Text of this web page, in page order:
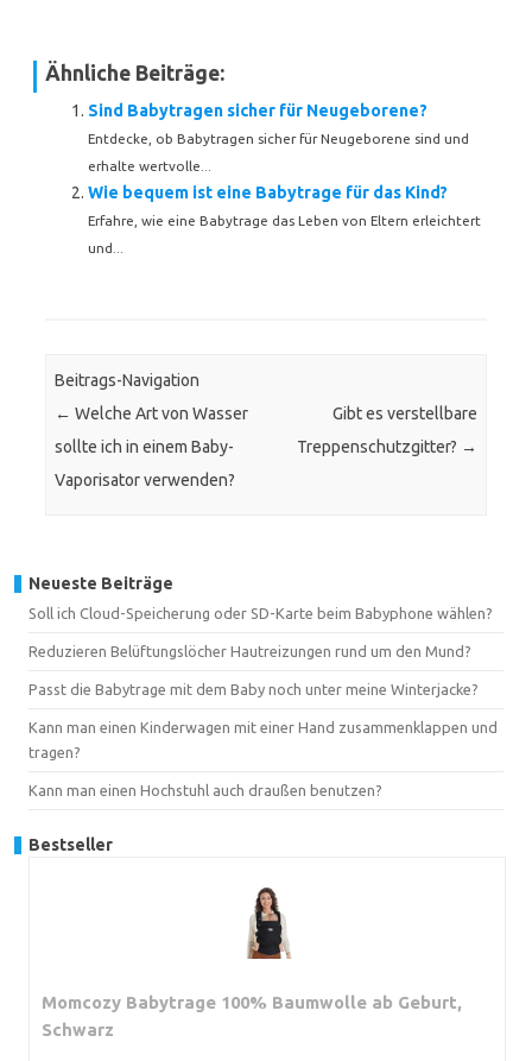
Ähnliche Beiträge:
Sind Babytragen sicher für Neugeborene?
Entdecke, ob Babytragen sicher für Neugeborene sind und
erhalte wertvolle...
Wie bequem ist eine Babytrage für das Kind?
Erfahre, wie eine Babytrage das Leben von Eltern erleichtert
und...
Beitrags-Navigation
← Welche Art von Wasser
sollte ich in einem Baby-
Vaporisator verwenden?
Gibt es verstellbare
Treppenschutzgitter? →
Neueste Beiträge
Soll ich Cloud-Speicherung oder SD-Karte beim Babyphone wählen?
Reduzieren Belüftungslöcher Hautreizungen rund um den Mund?
Passt die Babytrage mit dem Baby noch unter meine Winterjacke?
Kann man einen Kinderwagen mit einer Hand zusammenklappen und
tragen?
Kann man einen Hochstuhl auch draußen benutzen?
Bestseller
Momcozy Babytrage 100% Baumwolle ab Geburt,
Schwarz